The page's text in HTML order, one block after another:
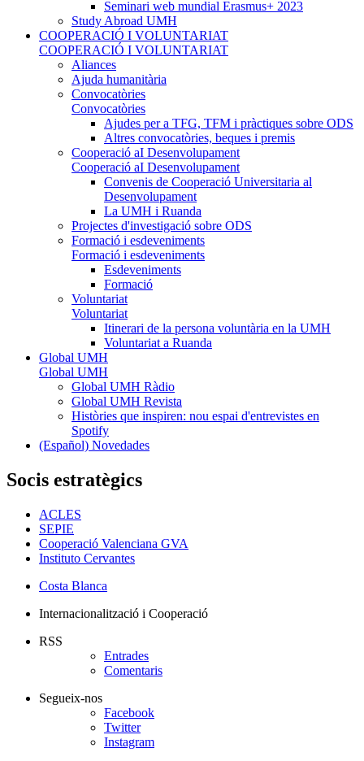
Seminari web mundial Erasmus+ 2023
Study Abroad UMH
COOPERACIÓ I VOLUNTARIAT
COOPERACIÓ I VOLUNTARIAT
Aliances
Ajuda humanitària
Convocatòries
Convocatòries
Ajudes per a TFG, TFM i pràctiques sobre ODS
Altres convocatòries, beques i premis
Cooperació aI Desenvolupament
Cooperació aI Desenvolupament
Convenis de Cooperació Universitaria al
Desenvolupament
La UMH i Ruanda
Projectes d'investigació sobre ODS
Formació i esdeveniments
Formació i esdeveniments
Esdeveniments
Formació
Voluntariat
Voluntariat
Itinerari de la persona voluntària en la UMH
Voluntariat a Ruanda
Global UMH
Global UMH
Global UMH Ràdio
Global UMH Revista
Històries que inspiren: nou espai d'entrevistes en
Spotify
(Español) Novedades
Socis estratègics
ACLES
SEPIE
Cooperació Valenciana GVA
Instituto Cervantes
Costa Blanca
Internacionalització i Cooperació
RSS
Entrades
Comentaris
Segueix-nos
Facebook
Twitter
Instagram